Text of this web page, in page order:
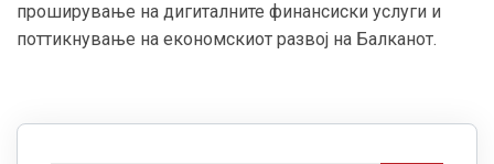
проширување на дигиталните финансиски услуги и
поттикнување на економскиот развој на Балканот.